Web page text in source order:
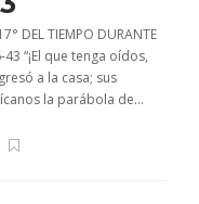
DEL TIEMPO DURANTE
“¡El que tenga oídos,
a la casa; sus
la parábola de...